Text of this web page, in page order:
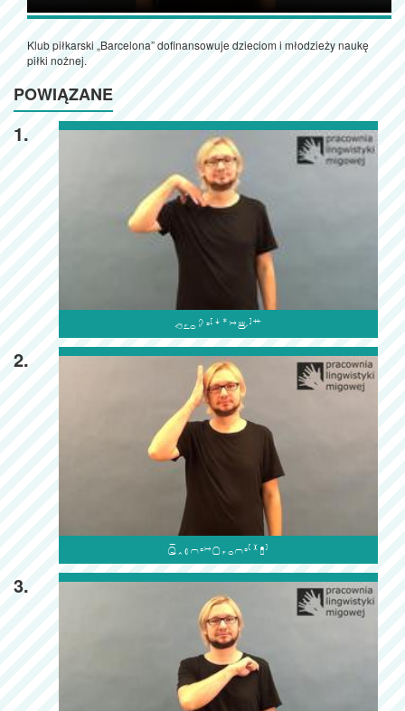
Klub piłkarski „Barcelona” dofinansowuje dzieciom i młodzieży naukę
piłki nożnej.
POWIĄZANE
1.

2.

3.